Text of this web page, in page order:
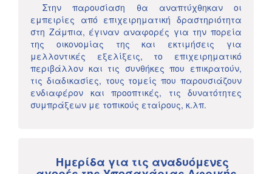
Στην παρουσίαση θα αναπτύχθηκαν οι
εμπειρίες από επιχειρηματική δραστηριότητα
στη Ζάμπια, έγιναν αναφορές για την πορεία
της οικονομίας της και εκτιμήσεις για
μελλοντικές εξελίξεις, το επιχειρηματικό
περιβάλλον και τις συνθήκες που επικρατούν,
τις διαδικασίες, τους τομείς που παρουσιάζουν
ενδιαφέρον και προοπτικές, τις δυνατότητες
συμπράξεων με τοπικούς εταίρους, κ.λπ.
Ημερίδα για τις αναδυόμενες